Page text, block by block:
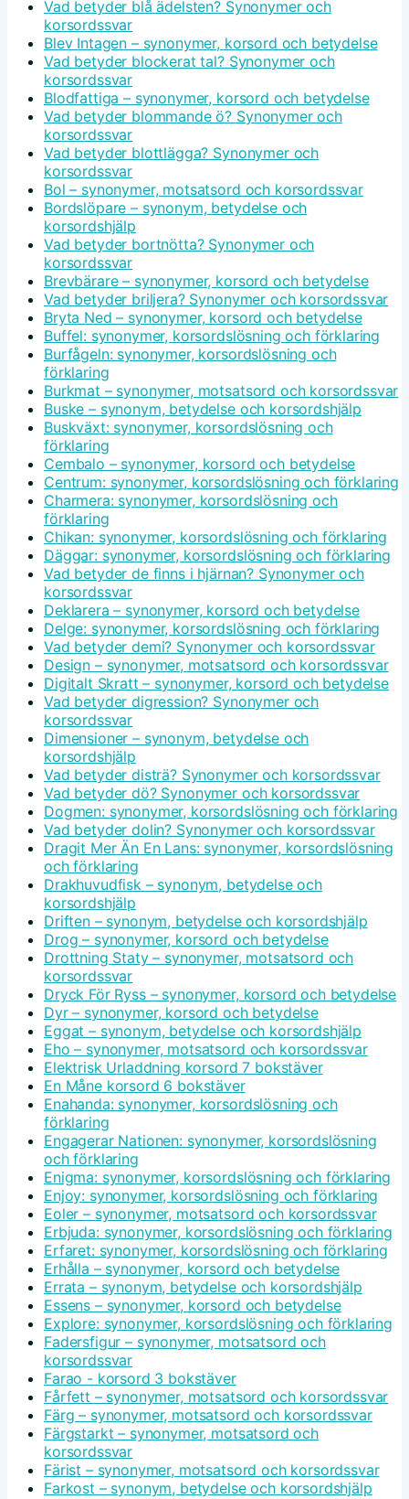
Vad betyder blå ädelsten? Synonymer och
korsordssvar
Blev Intagen – synonymer, korsord och betydelse
Vad betyder blockerat tal? Synonymer och
korsordssvar
Blodfattiga – synonymer, korsord och betydelse
Vad betyder blommande ö? Synonymer och
korsordssvar
Vad betyder blottlägga? Synonymer och
korsordssvar
Bol – synonymer, motsatsord och korsordssvar
Bordslöpare – synonym, betydelse och
korsordshjälp
Vad betyder bortnötta? Synonymer och
korsordssvar
Brevbärare – synonymer, korsord och betydelse
Vad betyder briljera? Synonymer och korsordssvar
Bryta Ned – synonymer, korsord och betydelse
Buffel: synonymer, korsordslösning och förklaring
Burfågeln: synonymer, korsordslösning och
förklaring
Burkmat – synonymer, motsatsord och korsordssvar
Buske – synonym, betydelse och korsordshjälp
Buskväxt: synonymer, korsordslösning och
förklaring
Cembalo – synonymer, korsord och betydelse
Centrum: synonymer, korsordslösning och förklaring
Charmera: synonymer, korsordslösning och
förklaring
Chikan: synonymer, korsordslösning och förklaring
Däggar: synonymer, korsordslösning och förklaring
Vad betyder de finns i hjärnan? Synonymer och
korsordssvar
Deklarera – synonymer, korsord och betydelse
Delge: synonymer, korsordslösning och förklaring
Vad betyder demi? Synonymer och korsordssvar
Design – synonymer, motsatsord och korsordssvar
Digitalt Skratt – synonymer, korsord och betydelse
Vad betyder digression? Synonymer och
korsordssvar
Dimensioner – synonym, betydelse och
korsordshjälp
Vad betyder disträ? Synonymer och korsordssvar
Vad betyder dö? Synonymer och korsordssvar
Dogmen: synonymer, korsordslösning och förklaring
Vad betyder dolin? Synonymer och korsordssvar
Dragit Mer Än En Lans: synonymer, korsordslösning
och förklaring
Drakhuvudfisk – synonym, betydelse och
korsordshjälp
Driften – synonym, betydelse och korsordshjälp
Drog – synonymer, korsord och betydelse
Drottning Staty – synonymer, motsatsord och
korsordssvar
Dryck För Ryss – synonymer, korsord och betydelse
Dyr – synonymer, korsord och betydelse
Eggat – synonym, betydelse och korsordshjälp
Eho – synonymer, motsatsord och korsordssvar
Elektrisk Urladdning korsord 7 bokstäver
En Måne korsord 6 bokstäver
Enahanda: synonymer, korsordslösning och
förklaring
Engagerar Nationen: synonymer, korsordslösning
och förklaring
Enigma: synonymer, korsordslösning och förklaring
Enjoy: synonymer, korsordslösning och förklaring
Eoler – synonymer, motsatsord och korsordssvar
Erbjuda: synonymer, korsordslösning och förklaring
Erfaret: synonymer, korsordslösning och förklaring
Erhålla – synonymer, korsord och betydelse
Errata – synonym, betydelse och korsordshjälp
Essens – synonymer, korsord och betydelse
Explore: synonymer, korsordslösning och förklaring
Fadersfigur – synonymer, motsatsord och
korsordssvar
Farao - korsord 3 bokstäver
Fårfett – synonymer, motsatsord och korsordssvar
Färg – synonymer, motsatsord och korsordssvar
Färgstarkt – synonymer, motsatsord och
korsordssvar
Färist – synonymer, motsatsord och korsordssvar
Farkost – synonym, betydelse och korsordshjälp